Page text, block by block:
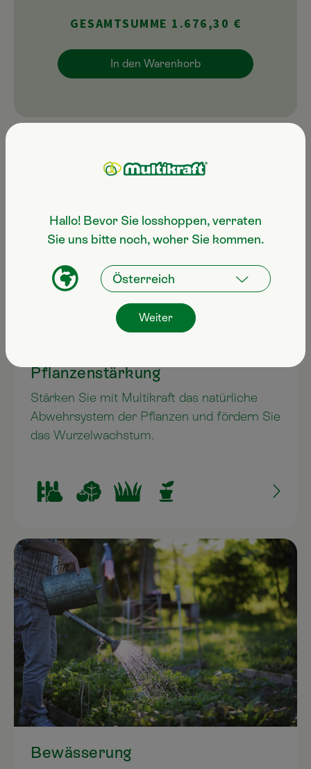
GESAMTSUMME 1.676,30 €
In den Warenkorb
Anwendungsgebiete
Pflanzenstärkung
Stärken Sie mit Multikraft das natürliche
Abwehrsystem der Pflanzen und fördern Sie
das Wurzelwachstum.
Bewässerung
Hallo! Bevor Sie losshoppen, verraten
Sie uns bitte noch, woher Sie kommen.
Weiter